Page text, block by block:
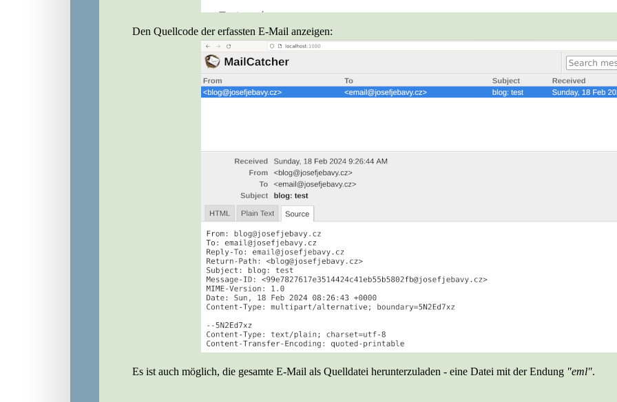
Den Quellcode der erfassten E-Mail anzeigen:
Es ist auch möglich, die gesamte E-Mail als Quelldatei herunterzuladen - eine Datei mit der Endung "eml".